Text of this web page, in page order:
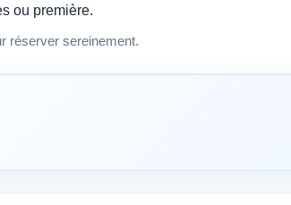
ou première.
réserver sereinement.